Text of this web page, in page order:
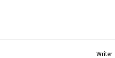
Writer